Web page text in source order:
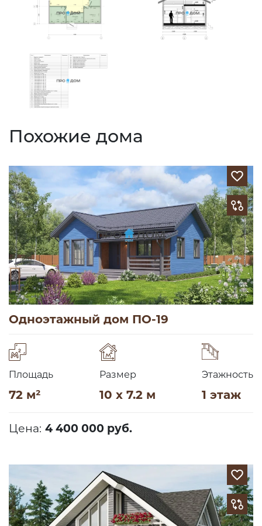
Похожие дома
Одноэтажный дом ПО-19
Площадь
72 м²
Размер
10 x 7.2 м
Этажность
1 этаж
Цена: 4 400 000 руб.